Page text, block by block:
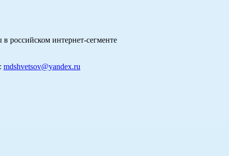
российском интернет-сегменте
mdshvetsov@yandex.ru